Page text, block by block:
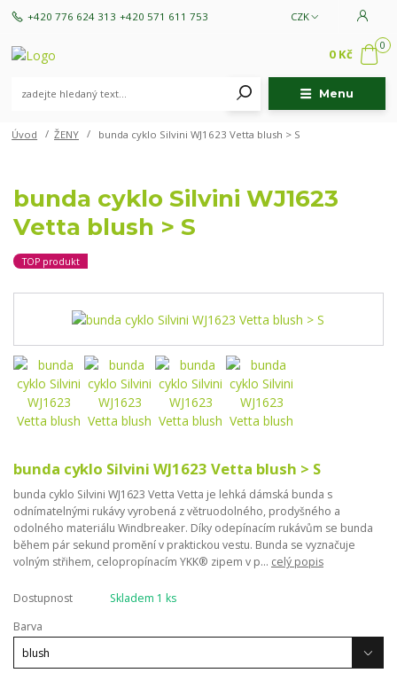
Menu
CZK
+420 776 624 313 +420 571 611 753
0
0 Kč
Úvod ŽENY bunda cyklo Silvini WJ1623 Vetta blush > S
bunda cyklo Silvini WJ1623
Vetta blush > S
TOP produkt
bunda cyklo Silvini WJ1623 Vetta blush > S
bunda cyklo Silvini WJ1623 Vetta Vetta je lehká dámská bunda s
odnímatelnými rukávy vyrobená z větruodolného, ​​prodyšného a
odolného materiálu Windbreaker. Díky odepínacím rukávům se bunda
během pár sekund promění v praktickou vestu. Bunda se vyznačuje
volným střihem, celopropínacím YKK® zipem v p... celý popis
Dostupnost
Skladem 1 ks
Barva